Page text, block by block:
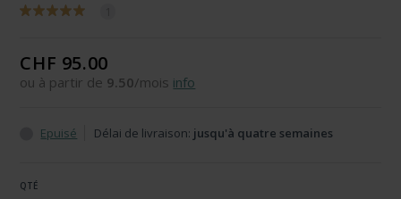
CHF 95.00
ou à partir de 9.50/mois info
Epuisé Délai de livraison: jusqu'à quatre semaines
QTÉ